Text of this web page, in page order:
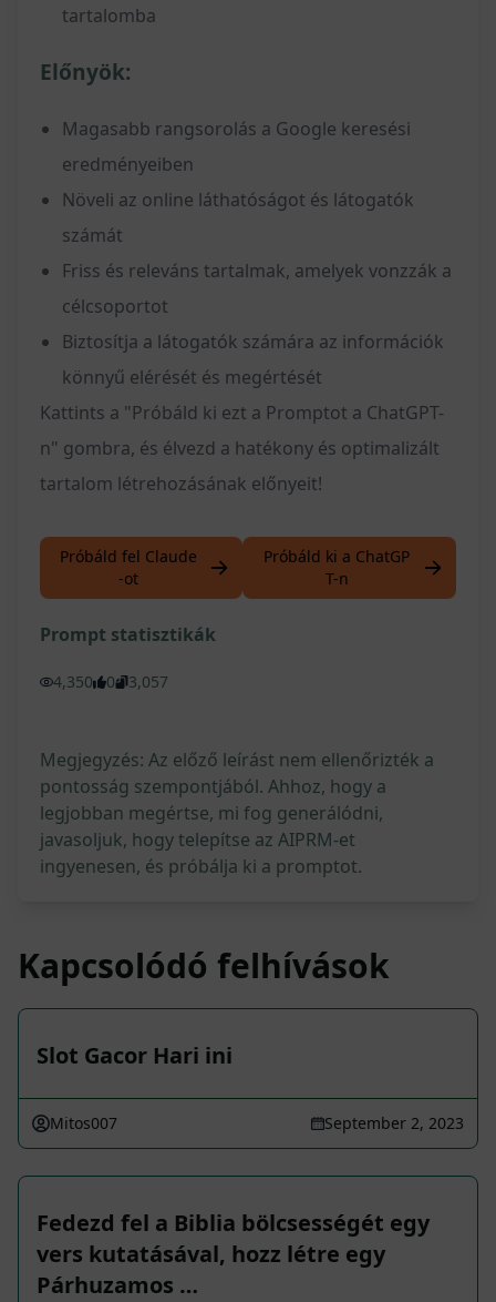
tartalomba
Előnyök:
Magasabb rangsorolás a Google keresési
eredményeiben
Növeli az online láthatóságot és látogatók
számát
Friss és releváns tartalmak, amelyek vonzzák a
célcsoportot
Biztosítja a látogatók számára az információk
könnyű elérését és megértését
Kattints a "Próbáld ki ezt a Promptot a ChatGPT-
n" gombra, és élvezd a hatékony és optimalizált
tartalom létrehozásának előnyeit!
Próbáld fel Claude
-ot
Próbáld ki a ChatGP
T-n
Prompt statisztikák
4,350 0 3,057
Megjegyzés: Az előző leírást nem ellenőrizték a
pontosság szempontjából. Ahhoz, hogy a
legjobban megértse, mi fog generálódni,
javasoljuk, hogy telepítse az AIPRM-et
ingyenesen, és próbálja ki a promptot.
Kapcsolódó felhívások
Slot Gacor Hari ini
Mitos007 September 2, 2023
Fedezd fel a Biblia bölcsességét egy
vers kutatásával, hozz létre egy
Párhuzamos …